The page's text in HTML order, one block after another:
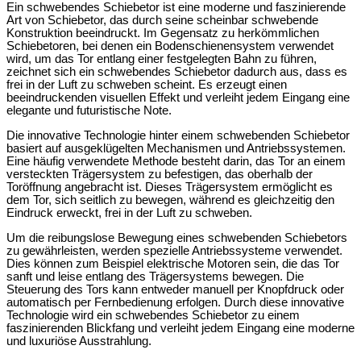
Ein schwebendes Schiebetor ist eine moderne und faszinierende
Art von Schiebetor, das durch seine scheinbar schwebende
Konstruktion beeindruckt. Im Gegensatz zu herkömmlichen
Schiebetoren, bei denen ein Bodenschienensystem verwendet
wird, um das Tor entlang einer festgelegten Bahn zu führen,
zeichnet sich ein schwebendes Schiebetor dadurch aus, dass es
frei in der Luft zu schweben scheint. Es erzeugt einen
beeindruckenden visuellen Effekt und verleiht jedem Eingang eine
elegante und futuristische Note.
Die innovative Technologie hinter einem schwebenden Schiebetor
basiert auf ausgeklügelten Mechanismen und Antriebssystemen.
Eine häufig verwendete Methode besteht darin, das Tor an einem
versteckten Trägersystem zu befestigen, das oberhalb der
Toröffnung angebracht ist. Dieses Trägersystem ermöglicht es
dem Tor, sich seitlich zu bewegen, während es gleichzeitig den
Eindruck erweckt, frei in der Luft zu schweben.
Um die reibungslose Bewegung eines schwebenden Schiebetors
zu gewährleisten, werden spezielle Antriebssysteme verwendet.
Dies können zum Beispiel elektrische Motoren sein, die das Tor
sanft und leise entlang des Trägersystems bewegen. Die
Steuerung des Tors kann entweder manuell per Knopfdruck oder
automatisch per Fernbedienung erfolgen. Durch diese innovative
Technologie wird ein schwebendes Schiebetor zu einem
faszinierenden Blickfang und verleiht jedem Eingang eine moderne
und luxuriöse Ausstrahlung.